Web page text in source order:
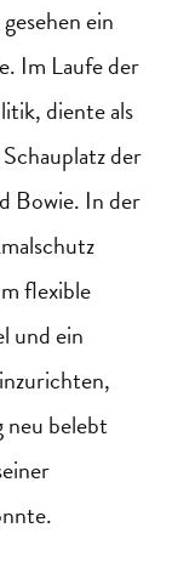
ein
Im Laufe der
diente als
der
Bowie. In der
flexible
und ein
neu belebt